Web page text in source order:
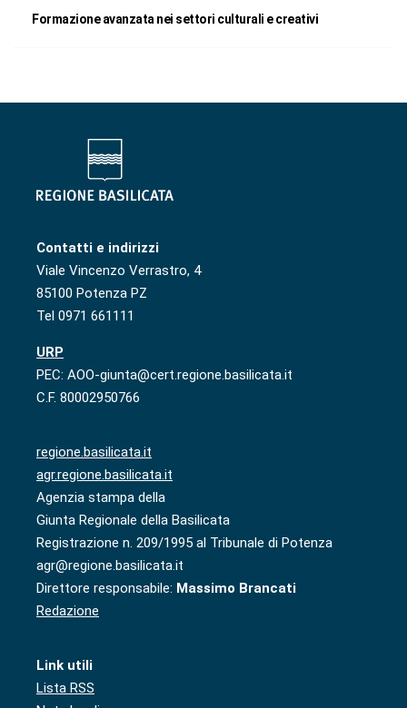
Formazione avanzata nei settori culturali e creativi
Contatti e indirizzi
Viale Vincenzo Verrastro, 4
85100 Potenza PZ
Tel 0971 661111
URP
PEC: AOO-giunta@cert.regione.basilicata.it
C.F. 80002950766
regione.basilicata.it
agr.regione.basilicata.it
Agenzia stampa della
Giunta Regionale della Basilicata
Registrazione n. 209/1995 al Tribunale di Potenza
agr@regione.basilicata.it
Direttore responsabile: Massimo Brancati
Redazione
Link utili
Lista RSS